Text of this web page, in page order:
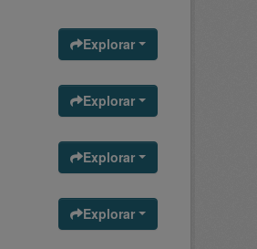
Explorar
Explorar
Explorar
Explorar